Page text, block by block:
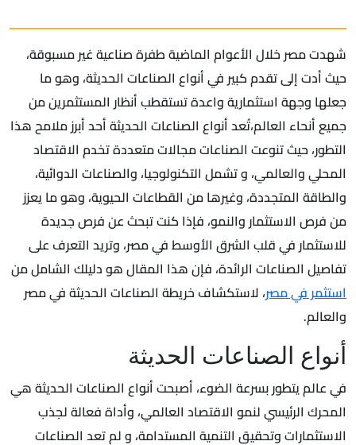
شهدت مصر خلال الأعوام الماضية طفرة صناعية غير مسبوقة،
حيث أدت إلى تقدم كبير في أنواع الصناعات الحديثة، وهو ما
جعلها وجهة استثمارية واعدة تستقطب أنظار المستثمرين من
جميع أنحاء العالم،تُعد أنواع الصناعات الحديثة أحد أبرز ملامح هذا
التطور، حيث تنوعت الصناعات مجالات متعددة تخدم الاقتصاد
المحلي والعالمي، و تشمل التكنولوجيا، والصناعات الدوائية،
والطاقة المتجددة، وغيرها من القطاعات الحيوية، وهو ما يعزز
من فرص الاستثمار والنمو، فإذا كنت تبحث عن فرص جديدة
للاستثمار في قلب الشرق الأوسط في مصر، وتريد التعرف على
تفاصيل الصناعات الرائدة، فإن هذا المقال هو دليلك الشامل من
استثمر في مصر، لاستكشاف خريطة الصناعات الحديثة في مصر
والعالم.
أنواع الصناعات الحديثة
في عالم يتطور بسرعة الضوء، أصبحت أنواع الصناعات الحديثة هي
المحرك الرئيسي لنمو الاقتصاد العالمي، وأداة فعالة لجذب
الاستثمارات وتحقيق التنمية المستدامة، و لم تعد الصناعات